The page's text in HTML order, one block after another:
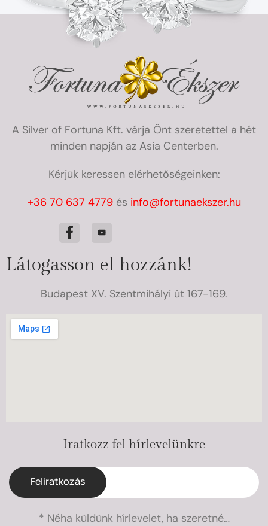
A Silver of Fortuna Kft. várja Önt szeretettel a hét
minden napján az Asia Centerben.
Kérjük keressen elérhetőségeinken:
+36 70 637 4779és info@fortunaekszer.hu
Látogasson el hozzánk!
Budapest XV. Szentmihályi út 167-169.
Iratkozz fel hírlevelünkre
Feliratkozás
* Néha küldünk hírlevelet, ha szeretné…